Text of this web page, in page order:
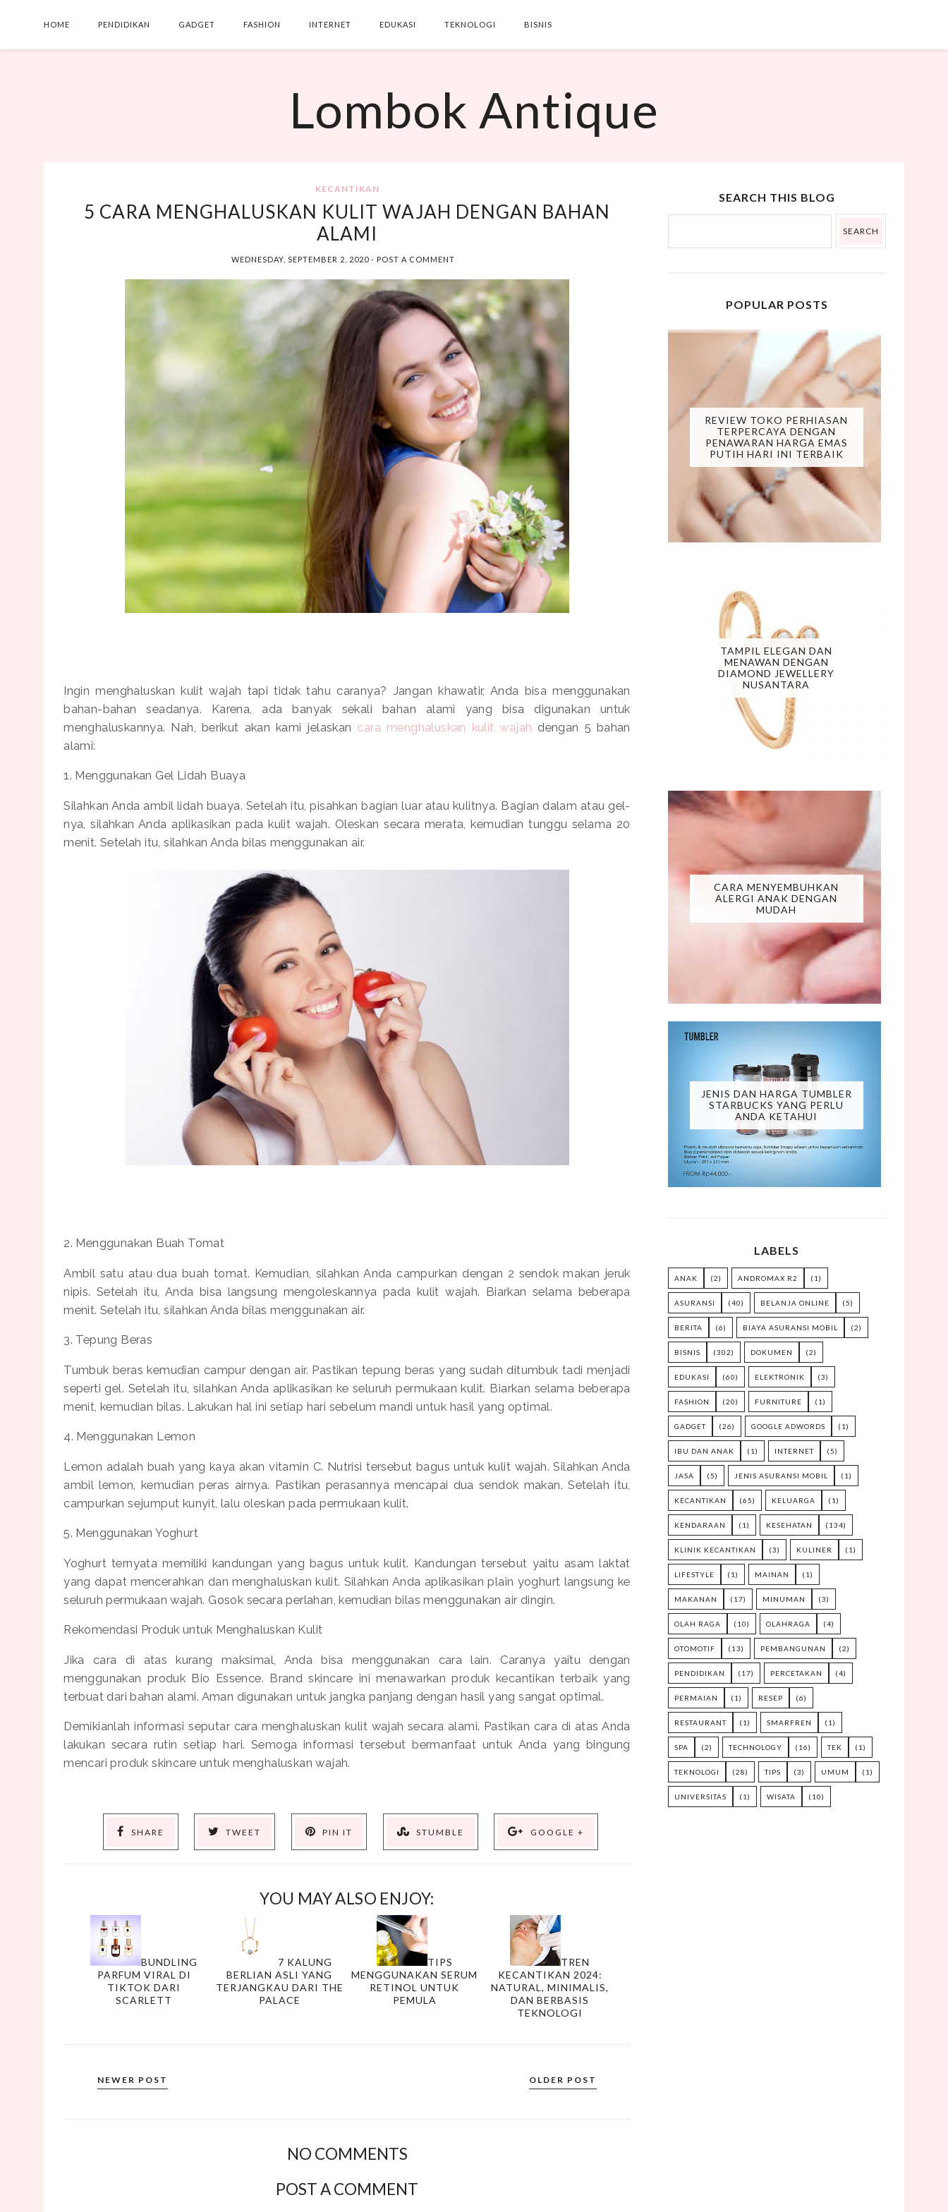
HOME PENDIDIKAN GADGET FASHION INTERNET EDUKASI TEKNOLOGI BISNIS ˟
SEARCH THIS BLOG
Lombok Antique
KECANTIKAN
5 CARA MENGHALUSKAN KULIT WAJAH DENGAN BAHAN
ALAMI
WEDNESDAY, SEPTEMBER 2, 2020 - POST A COMMENT
Ingin menghaluskan kulit wajah tapi tidak tahu caranya? Jangan khawatir, Anda bisa menggunakan
bahan-bahan seadanya. Karena, ada banyak sekali bahan alami yang bisa digunakan untuk
menghaluskannya. Nah, berikut akan kami jelaskan cara menghaluskan kulit wajah dengan 5 bahan
alami:
1. Menggunakan Gel Lidah Buaya
Silahkan Anda ambil lidah buaya. Setelah itu, pisahkan bagian luar atau kulitnya. Bagian dalam atau gel-
nya, silahkan Anda aplikasikan pada kulit wajah. Oleskan secara merata, kemudian tunggu selama 20
menit. Setelah itu, silahkan Anda bilas menggunakan air.
2. Menggunakan Buah Tomat
Ambil satu atau dua buah tomat. Kemudian, silahkan Anda campurkan dengan 2 sendok makan jeruk
nipis. Setelah itu, Anda bisa langsung mengoleskannya pada kulit wajah. Biarkan selama beberapa
menit. Setelah itu, silahkan Anda bilas menggunakan air.
3. Tepung Beras
Tumbuk beras kemudian campur dengan air. Pastikan tepung beras yang sudah ditumbuk tadi menjadi
seperti gel. Setelah itu, silahkan Anda aplikasikan ke seluruh permukaan kulit. Biarkan selama beberapa
menit, kemudian bilas. Lakukan hal ini setiap hari sebelum mandi untuk hasil yang optimal.
4. Menggunakan Lemon
Lemon adalah buah yang kaya akan vitamin C. Nutrisi tersebut bagus untuk kulit wajah. Silahkan Anda
ambil lemon, kemudian peras airnya. Pastikan perasannya mencapai dua sendok makan. Setelah itu,
campurkan sejumput kunyit, lalu oleskan pada permukaan kulit.
5. Menggunakan Yoghurt
Yoghurt ternyata memiliki kandungan yang bagus untuk kulit. Kandungan tersebut yaitu asam laktat
yang dapat mencerahkan dan menghaluskan kulit. Silahkan Anda aplikasikan plain yoghurt langsung ke
seluruh permukaan wajah. Gosok secara perlahan, kemudian bilas menggunakan air dingin.
Rekomendasi Produk untuk Menghaluskan Kulit
Jika cara di atas kurang maksimal, Anda bisa menggunakan cara lain. Caranya yaitu dengan
menggunakan produk Bio Essence. Brand skincare ini menawarkan produk kecantikan terbaik yang
terbuat dari bahan alami. Aman digunakan untuk jangka panjang dengan hasil yang sangat optimal.
Demikianlah informasi seputar cara menghaluskan kulit wajah secara alami. Pastikan cara di atas Anda
lakukan secara rutin setiap hari. Semoga informasi tersebut bermanfaat untuk Anda yang bingung
mencari produk skincare untuk menghaluskan wajah.
SHARE TWEET PIN IT STUMBLE GOOGLE +
YOU MAY ALSO ENJOY:
BUNDLING
PARFUM VIRAL DI
TIKTOK DARI
SCARLETT
7 KALUNG
BERLIAN ASLI YANG
TERJANGKAU DARI THE
PALACE
TIPS
MENGGUNAKAN SERUM
RETINOL UNTUK
PEMULA
TREN
KECANTIKAN 2024:
NATURAL, MINIMALIS,
DAN BERBASIS
TEKNOLOGI
NEWER POST OLDER POST
NO COMMENTS
POST A COMMENT
SEARCH THIS BLOG
POPULAR POSTS
REVIEW TOKO PERHIASAN
TERPERCAYA DENGAN
PENAWARAN HARGA EMAS
PUTIH HARI INI TERBAIK
TAMPIL ELEGAN DAN
MENAWAN DENGAN
DIAMOND JEWELLERY
NUSANTARA
CARA MENYEMBUHKAN
ALERGI ANAK DENGAN
MUDAH
JENIS DAN HARGA TUMBLER
STARBUCKS YANG PERLU
ANDA KETAHUI
LABELS
ANAK (2) ANDROMAX R2 (1)
ASURANSI (40) BELANJA ONLINE (5)
BERITA (6) BIAYA ASURANSI MOBIL (2)
BISNIS (302) DOKUMEN (2)
EDUKASI (60) ELEKTRONIK (3)
FASHION (20) FURNITURE (1)
GADGET (26) GOOGLE ADWORDS (1)
IBU DAN ANAK (1) INTERNET (5)
JASA (5) JENIS ASURANSI MOBIL (1)
KECANTIKAN (65) KELUARGA (1)
KENDARAAN (1) KESEHATAN (134)
KLINIK KECANTIKAN (3) KULINER (1)
LIFESTYLE (1) MAINAN (1)
MAKANAN (17) MINUMAN (3)
OLAH RAGA (10) OLAHRAGA (4)
OTOMOTIF (13) PEMBANGUNAN (2)
PENDIDIKAN (17) PERCETAKAN (4)
PERMAIAN (1) RESEP (6)
RESTAURANT (1) SMARFREN (1)
SPA (2) TECHNOLOGY (16) TEK (1)
TEKNOLOGI (28) TIPS (3) UMUM (1)
UNIVERSITAS (1) WISATA (10)